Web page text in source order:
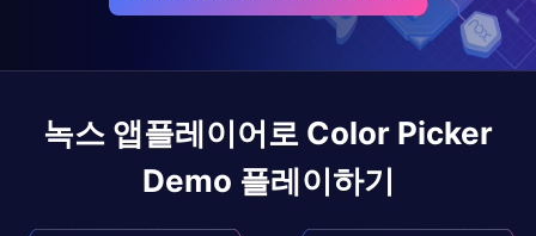
녹스 앱플레이어로 Color Picker
Demo 플레이하기